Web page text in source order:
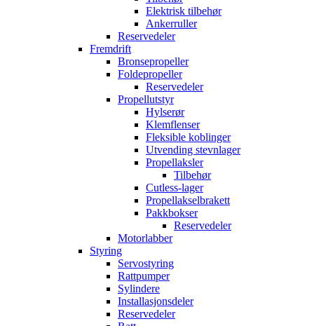
Elektrisk tilbehør
Ankerruller
Reservedeler
Fremdrift
Bronsepropeller
Foldepropeller
Reservedeler
Propellutstyr
Hylserør
Klemflenser
Fleksible koblinger
Utvending stevnlager
Propellaksler
Tilbehør
Cutless-lager
Propellakselbrakett
Pakkbokser
Reservedeler
Motorlabber
Styring
Servostyring
Rattpumper
Sylindere
Installasjonsdeler
Reservedeler